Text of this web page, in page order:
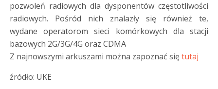
pozwoleń radiowych dla dysponentów częstotliwości
radiowych. Pośród nich znalazły się również te,
wydane operatorom sieci komórkowych dla stacji
bazowych 2G/3G/4G oraz CDMA
Z najnowszymi arkuszami można zapoznać siętutaj
źródło: UKE